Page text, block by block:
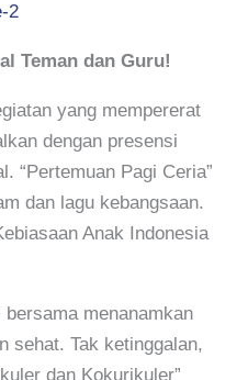
2
Teman dan Guru!
yang mempererat
dengan presensi
“Pertemuan Pagi Ceria”
dan lagu kebangsaan.
Anak Indonesia
menanamkan
sehat. Tak ketinggalan,
dan Kokurikuler”